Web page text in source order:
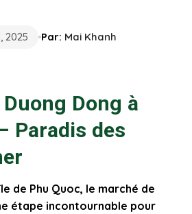
2025 Par: Mai Khanh
Dong à
Paradis des
de Phu Quoc, le marché de
étape incontournable pour